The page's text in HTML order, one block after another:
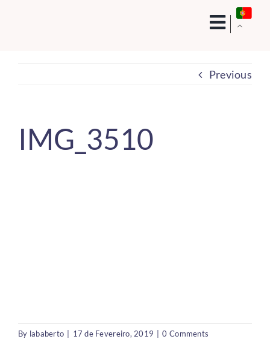
Previous
IMG_3510
By lababerto 17 de Fevereiro, 2019 0 Comments